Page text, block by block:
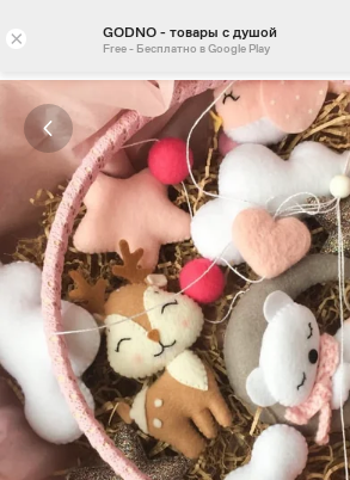
× GODNO - товары с душой
Free - Бесплатно в Google Play